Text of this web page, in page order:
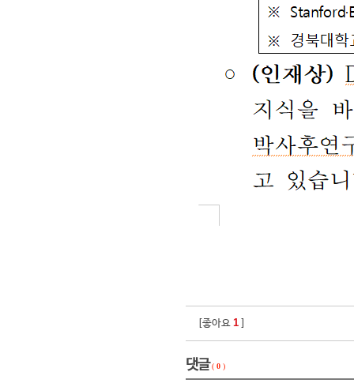
[좋아요 1
댓글( 0 )